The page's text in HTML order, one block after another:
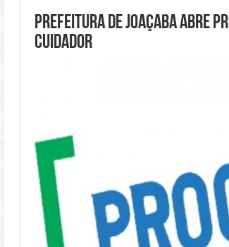
Prefeitura de Joaçaba abre
cuidador